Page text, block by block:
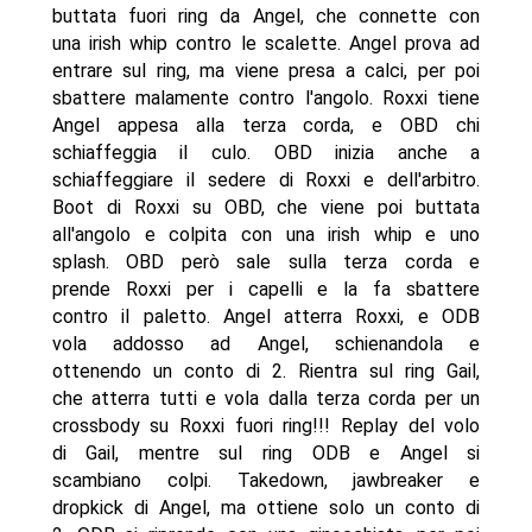
buttata fuori ring da Angel, che connette con
una irish whip contro le scalette. Angel prova ad
entrare sul ring, ma viene presa a calci, per poi
sbattere malamente contro l'angolo. Roxxi tiene
Angel appesa alla terza corda, e OBD chi
schiaffeggia il culo. OBD inizia anche a
schiaffeggiare il sedere di Roxxi e dell'arbitro.
Boot di Roxxi su OBD, che viene poi buttata
all'angolo e colpita con una irish whip e uno
splash. OBD però sale sulla terza corda e
prende Roxxi per i capelli e la fa sbattere
contro il paletto. Angel atterra Roxxi, e ODB
vola addosso ad Angel, schienandola e
ottenendo un conto di 2. Rientra sul ring Gail,
che atterra tutti e vola dalla terza corda per un
crossbody su Roxxi fuori ring!!! Replay del volo
di Gail, mentre sul ring ODB e Angel si
scambiano colpi. Takedown, jawbreaker e
dropkick di Angel, ma ottiene solo un conto di